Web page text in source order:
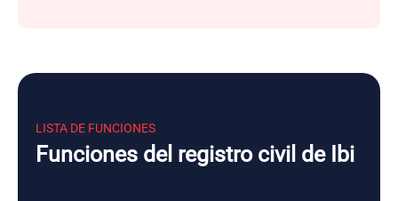
LISTA DE FUNCIONES
Funciones del registro civil de Ibi